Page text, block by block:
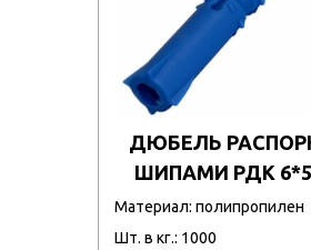
ДЮБЕЛЬ
ШИПАМИ РДК
Материал: полипропилен
Шт. в кг.: 1000